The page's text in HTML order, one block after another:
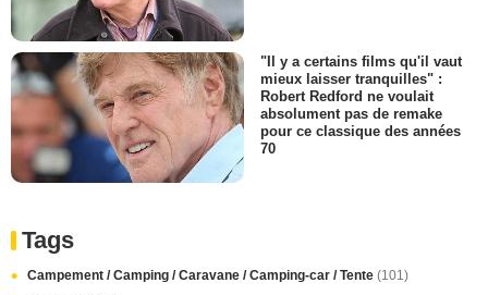
"Il y a certains films qu'il vaut
mieux laisser tranquilles" :
Robert Redford ne voulait
absolument pas de remake
pour ce classique des années
70
Tags
Campement / Camping / Caravane / Camping-car / Tente (101)